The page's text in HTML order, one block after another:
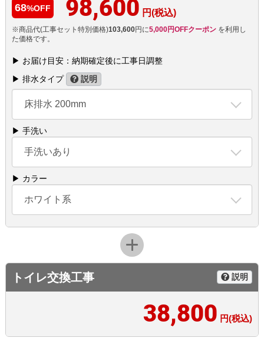
68%OFF 98,600 円(税込)
※商品代(工事セット特別価格)103,600円に5,000円OFFクーポンを利用し
た価格です。
▶ お届け目安：納期確定後に工事日調整
▶ 排水タイプ
説明
床排水 200mm
▶ 手洗い
手洗いあり
▶ カラー
ホワイト系
トイレ交換工事 説明
38,800 円(税込)